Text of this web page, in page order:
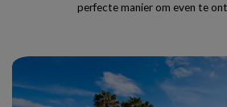
perfecte manier om even te